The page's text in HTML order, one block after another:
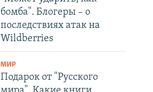
бомба". Блогеры – о
последствиях атак на
Wildberries
МИР
Подарок от "Русского